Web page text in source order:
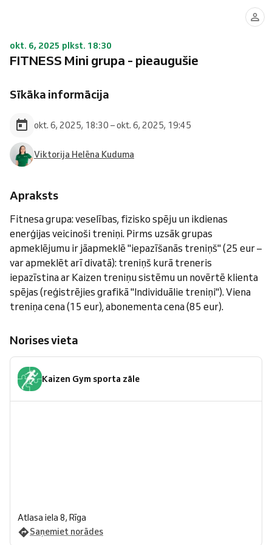
okt. 6, 2025 plkst. 18:30
FITNESS Mini grupa - pieaugušie
Sīkāka informācija
okt. 6, 2025, 18:30 – okt. 6, 2025, 19:45
Viktorija Helēna Kuduma
Apraksts
Fitnesa grupa: veselības, fizisko spēju un ikdienas
enerģijas veicinoši treniņi. Pirms uzsāk grupas
apmeklējumu ir jāapmeklē "iepazīšanās treniņš" (25 eur –
var apmeklēt arī divatā): treniņš kurā treneris
iepazīstina ar Kaizen treniņu sistēmu un novērtē klienta
spējas (reģistrējies grafikā "Individuālie treniņi"). Viena
treniņa cena (15 eur), abonementa cena (85 eur).
Norises vieta
Kaizen Gym sporta zāle
Atlasa iela 8, Rīga
Saņemiet norādes